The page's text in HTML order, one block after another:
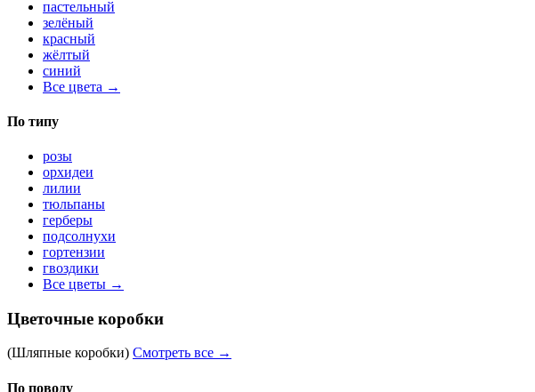
пастельный
зелёный
красный
жёлтый
синий
Все цвета →
По типу
розы
орхидеи
лилии
тюльпаны
герберы
подсолнухи
гортензии
гвоздики
Все цветы →
Цветочные коробки
(Шляпные коробки) Смотреть все →
По поводу